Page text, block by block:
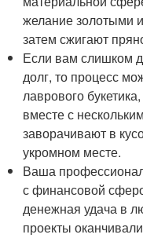
желание золотыми
затем сжигают
Если вам слишком
долг, то процесс
лаврового
вместе с
заворачивают в
укромном месте.
Ваша
с финансовой
денежная удача в
проекты